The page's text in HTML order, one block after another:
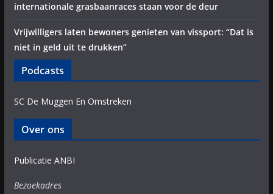
internationale grasbaanraces staan voor de deur
Vrijwilligers laten bewoners genieten van vissport: “Dat is
niet in geld uit te drukken”
Podcasts
SC De Muggen En Omstreken
Over ons
Publicatie ANBI
Bezoekadres